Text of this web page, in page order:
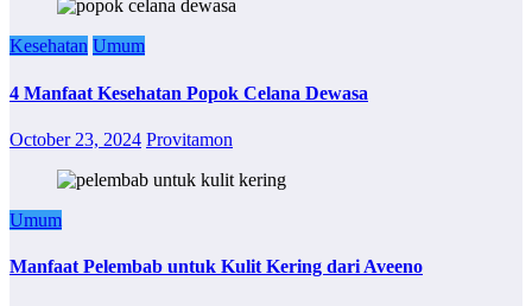
Kesehatan Umum
4 Manfaat Kesehatan Popok Celana Dewasa
October 23, 2024 Provitamon
Umum
Manfaat Pelembab untuk Kulit Kering dari Aveeno